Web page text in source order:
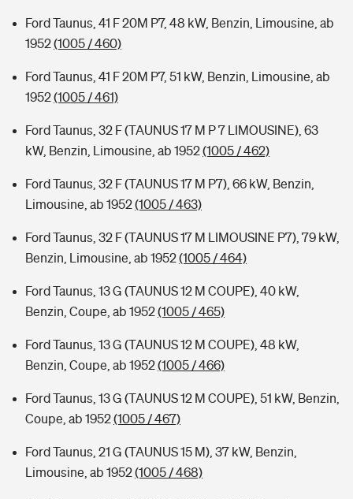
Ford Taunus, 41 F 20M P7, 48 kW, Benzin, Limousine, ab
1952(1005 / 460)
Ford Taunus, 41 F 20M P7, 51 kW, Benzin, Limousine, ab
1952(1005 / 461)
Ford Taunus, 32 F (TAUNUS 17 M P 7 LIMOUSINE), 63
kW, Benzin, Limousine, ab 1952(1005 / 462)
Ford Taunus, 32 F (TAUNUS 17 M P7), 66 kW, Benzin,
Limousine, ab 1952(1005 / 463)
Ford Taunus, 32 F (TAUNUS 17 M LIMOUSINE P7), 79 kW,
Benzin, Limousine, ab 1952(1005 / 464)
Ford Taunus, 13 G (TAUNUS 12 M COUPE), 40 kW,
Benzin, Coupe, ab 1952(1005 / 465)
Ford Taunus, 13 G (TAUNUS 12 M COUPE), 48 kW,
Benzin, Coupe, ab 1952(1005 / 466)
Ford Taunus, 13 G (TAUNUS 12 M COUPE), 51 kW, Benzin,
Coupe, ab 1952(1005 / 467)
Ford Taunus, 21 G (TAUNUS 15 M), 37 kW, Benzin,
Limousine, ab 1952(1005 / 468)